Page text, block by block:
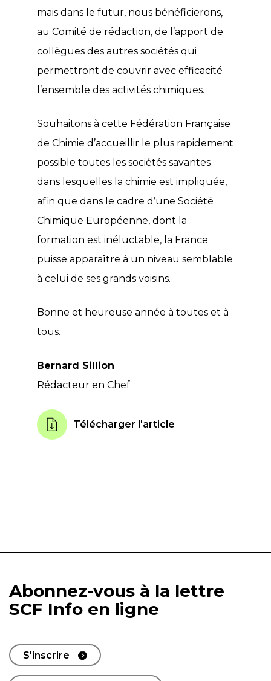
mais dans le futur, nous bénéficierons,
au Comité de rédaction, de l’apport de
collègues des autres sociétés qui
permettront de couvrir avec efficacité
l’ensemble des activités chimiques.
Souhaitons à cette Fédération Française
de Chimie d’accueillir le plus rapidement
possible toutes les sociétés savantes
dans lesquelles la chimie est impliquée,
afin que dans le cadre d’une Société
Chimique Européenne, dont la
formation est inéluctable, la France
puisse apparaître à un niveau semblable
à celui de ses grands voisins.
Bonne et heureuse année à toutes et à
tous.
Bernard Sillion
Rédacteur en Chef
Télécharger l'article
Abonnez-vous à la lettre
SCF Info en ligne
S'inscrire